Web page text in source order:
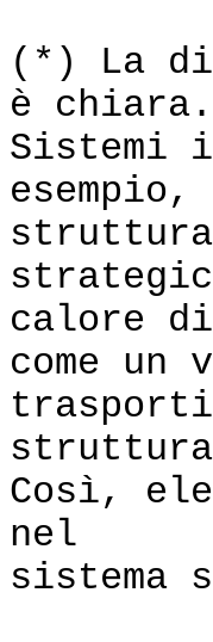
(*) La
è chiara.
Sistemi
esempio,
calore
come un
Così,
nel
sistema